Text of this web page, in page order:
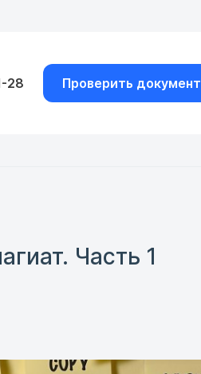
28 Проверить документ
Часть 1